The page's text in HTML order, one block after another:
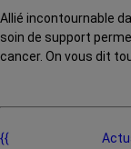
Allié incontournable
soin de support
cancer. On vous dit
{{